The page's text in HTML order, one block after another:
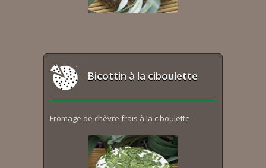
Bicottin à la ciboulette
Fromage de chèvre frais à la ciboulette.